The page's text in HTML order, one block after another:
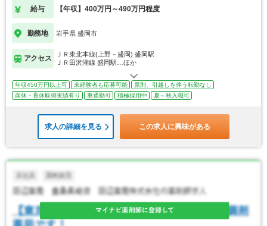
給与 【年収】400万円～490万円程度
勤務地 岩手県 盛岡市
アクセス
ＪＲ東北本線(上野－盛岡) 盛岡駅
ＪＲ田沢湖線 盛岡駅…ほか
年収450万円以上可 未経験者も応募可能
原則、引越しを伴う転勤なし
産休・育休取得実績有り
車通勤可 積極採用中 夏～秋入職可
求人の詳細を見る この求人に興味がある